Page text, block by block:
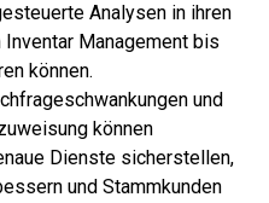
Analysen in ihren
Management bis
können.
und
können
Dienste sicherstellen,
und Stammkunden